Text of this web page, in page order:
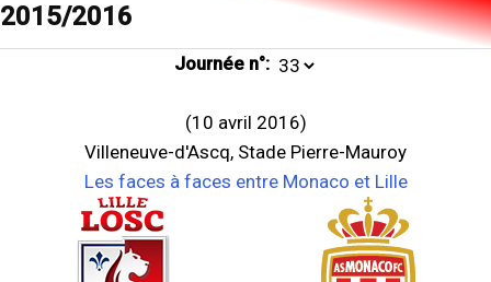
2015/2016
Journée n°:
(10 avril 2016)
Villeneuve-d'Ascq, Stade Pierre-Mauroy
Les faces à faces entre Monaco et Lille